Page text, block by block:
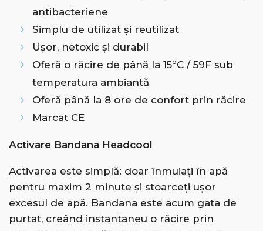
antibacteriene
Simplu de utilizat și reutilizat
Ușor, netoxic și durabil
Oferă o răcire de până la 15ºC / 59F sub
temperatura ambiantă
Oferă până la 8 ore de confort prin răcire
Marcat CE
Activare Bandana Headcool
Activarea este simplă: doar înmuiați în apă
pentru maxim 2 minute și stoarceți ușor
excesul de apă. Bandana este acum gata de
purtat, creând instantaneu o răcire prin